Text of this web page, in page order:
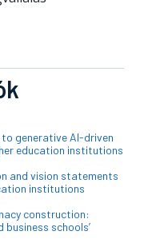
generative AI-driven
education institutions
and vision statements
institutions
construction:
schools’